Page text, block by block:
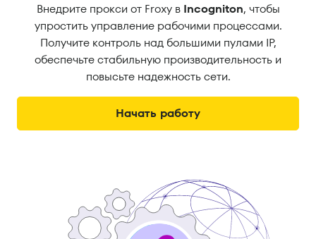
Внедрите прокси от Froxy в Incogniton, чтобы
упростить управление рабочими процессами.
Получите контроль над большими пулами IP,
обеспечьте стабильную производительность и
повысьте надежность сети.
Начать работу